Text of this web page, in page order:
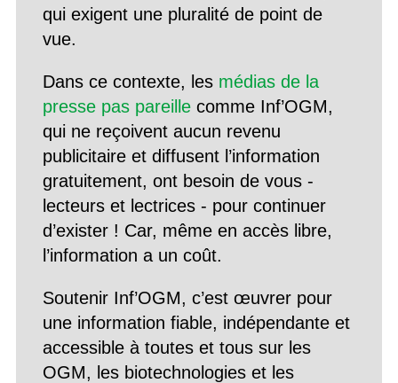
qui exigent une pluralité de point de
vue.
Dans ce contexte, les médias de la
presse pas pareillecomme Inf’OGM,
qui ne reçoivent aucun revenu
publicitaire et diffusent l’information
gratuitement, ont besoin de vous -
lecteurs et lectrices - pour continuer
d’exister ! Car, même en accès libre,
l’information a un coût.
Soutenir Inf’OGM, c’est œuvrer pour
une information fiable, indépendante et
accessible à toutes et tous sur les
OGM, les biotechnologies et les